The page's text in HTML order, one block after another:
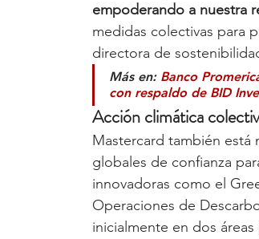
empoderando a nuestra
medidas colectivas para
directora de
Más en: Banco
con respaldo de BID
Acción climática
Mastercard también está
globales de confianza
innovadoras como el
Operaciones de
inicialmente en dos